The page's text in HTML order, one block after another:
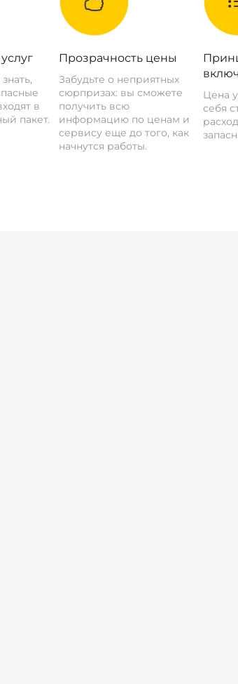
в
пакет.
Прозрачность цены
Забудьте о неприятных
сюрпризах: вы сможете
получить всю
информацию по ценам и
сервису еще до того, как
начнутся работы.
Цена
себя